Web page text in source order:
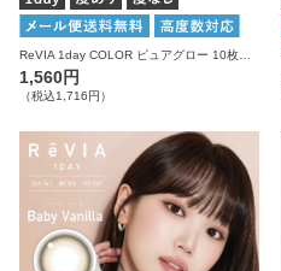
1,560円
（税込1,716円）